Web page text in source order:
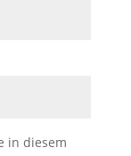
in diesem